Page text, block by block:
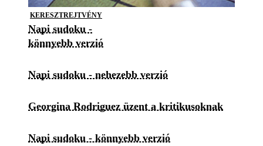
KERESZTREJTVÉNY
Napi sudoku -
könnyebb verzió
Napi sudoku - nehezebb verzió
Georgina Rodriguez üzent a kritikusoknak
Napi sudoku - könnyebb verzió